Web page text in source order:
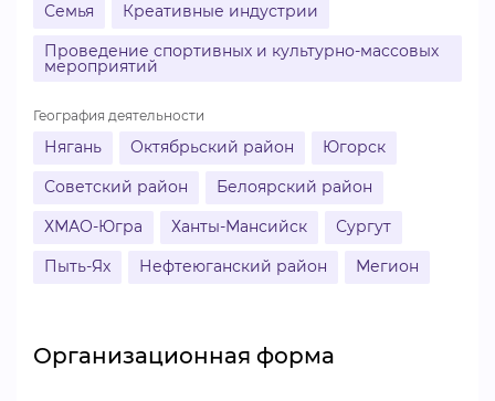
Семья
Креативные индустрии
Проведение спортивных и культурно-массовых
мероприятий
География деятельности
Нягань Октябрьский район
Югорск
Советский район
Белоярский район
ХМАО-Югра
Ханты-Мансийск
Сургут
Пыть-Ях
Нефтеюганский район Мегион
Организационная форма